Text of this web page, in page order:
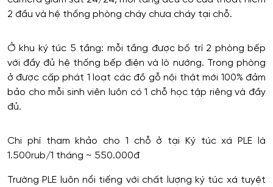
2 đầu và hệ thống phòng cháy chưa cháy tại chỗ.
Ở khu ký túc 5 tầng: mỗi tầng được bố trí 2 phòng bếp
với đầy đủ hệ thống bếp điện và lò nướng. Trong phòng
ở được cấp phát 1 loạt các đồ gỗ nội thật mới 100% đảm
bảo cho mỗi sinh viên luôn có 1 chỗ học tập riêng và đầy
đủ.
Chi phí tham khảo cho 1 chỗ ở tại Ký túc xá PLE là
1.500rub/1 tháng ~ 550.000đ
Trường PLE luôn nổi tiếng với chất lượng ký túc xá tuyệt